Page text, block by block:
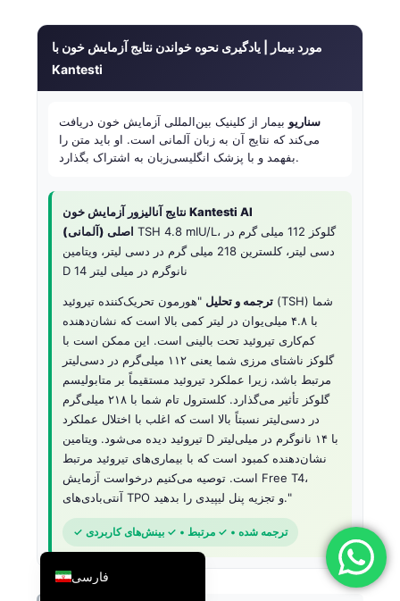
مورد بیمار | یادگیری نحوه خواندن نتایج آزمایش خون با
Kantesti
سناریو بیمار از کلینیک بین‌المللی آزمایش خون دریافت
می‌کند که نتایج آن به زبان آلمانی است. او باید متن را
بفهمد و با پزشک انگلیسی‌زبان به اشتراک بگذارد.
نتایج آنالیزور آزمایش خون Kantesti AI
اصلی (آلمانی) TSH 4.8 mIU/L، گلوکز 112 میلی گرم در
دسی لیتر، کلسترین 218 میلی گرم در دسی لیتر، ویتامین
D 14 نانوگرم در میلی لیتر
ترجمه و تحلیل "هورمون تحریک‌کننده تیروئید (TSH) شما
با ۴.۸ میلی‌یوان در لیتر کمی بالا است که نشان‌دهنده
کم‌کاری تیروئید تحت بالینی است. این ممکن است با
گلوکز ناشتای مرزی شما یعنی ۱۱۲ میلی‌گرم در دسی‌لیتر
مرتبط باشد، زیرا عملکرد تیروئید مستقیماً بر متابولیسم
گلوکز تأثیر می‌گذارد. کلسترول تام شما با ۲۱۸ میلی‌گرم
در دسی‌لیتر نسبتاً بالا است که اغلب با اختلال عملکرد
تیروئید دیده می‌شود. ویتامین D با ۱۴ نانوگرم در میلی‌لیتر
نشان‌دهنده کمبود است که با بیماری‌های تیروئید مرتبط
است. توصیه می‌کنیم درخواست آزمایش Free T4،
آنتی‌بادی‌های TPO و تجزیه پنل لیپیدی را بدهید."
✓ ترجمه شده • ✓ مرتبط • ✓ بینش‌های کاربردی
فارسی
English
Deutsch
العربية
Français
עִבְרִית
Italiano
Español
Português
Ελληνικά
Türkçe
Română
简体中文
Dansk
Nederlands
Bahasa Indonesia
Հայերեն